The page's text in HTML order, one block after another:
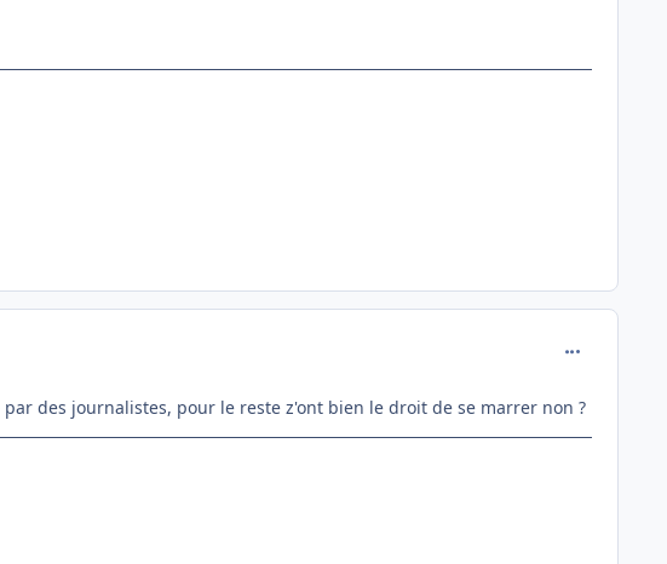
des journalistes, pour le reste z'ont bien le droit de se marrer non ?